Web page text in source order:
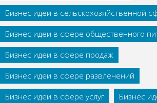
Бизнес идеи в сельскохозяйственной
Бизнес идеи в сфере общественного
Бизнес идеи в сфере продаж
Бизнес идеи в сфере развлечений
Бизнес идеи в сфере услуг
Бизнес